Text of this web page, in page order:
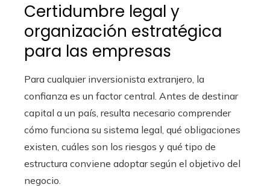
Certidumbre legal y
organización estratégica
para las empresas
Para cualquier inversionista extranjero, la
confianza es un factor central. Antes de destinar
capital a un país, resulta necesario comprender
cómo funciona su sistema legal, qué obligaciones
existen, cuáles son los riesgos y qué tipo de
estructura conviene adoptar según el objetivo del
negocio.